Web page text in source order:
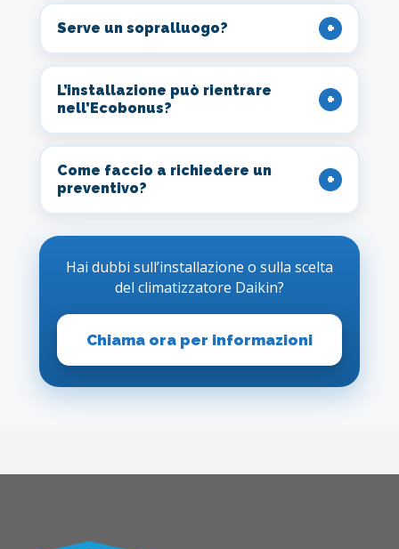
Serve un sopralluogo?
L’installazione può rientrare
nell’Ecobonus?
Come faccio a richiedere un
preventivo?
Hai dubbi sull’installazione o sulla scelta
del climatizzatore Daikin?
Chiama ora per informazioni